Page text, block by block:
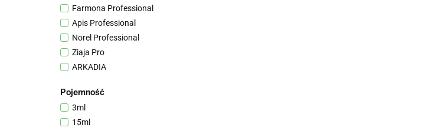
Farmona Professional
Apis Professional
Norel Professional
Ziaja Pro
ARKADIA
Erbel Cosmetics
Arcocere
GEHWOL
Pojemność
3ml
15ml